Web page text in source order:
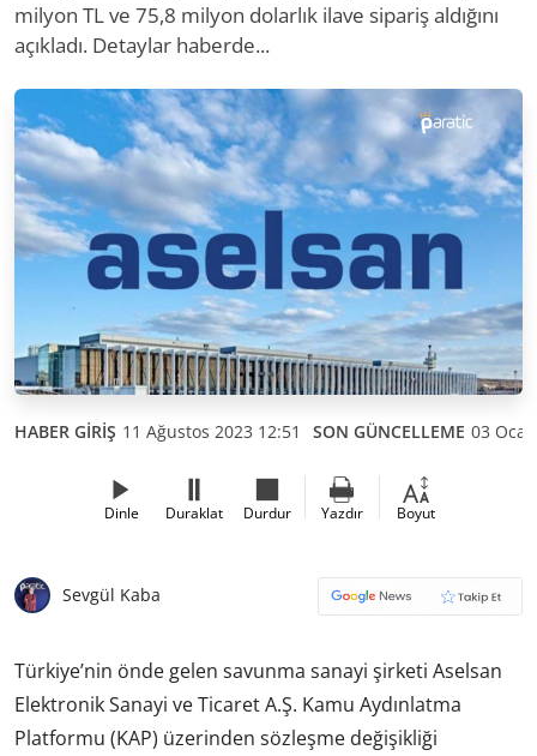
milyon TL ve 75,8 milyon dolarlık ilave sipariş aldığını
açıkladı. Detaylar haberde...
HABER GİRİŞ 11 Ağustos 2023 12:51 SON GÜNCELLEME 03
Dinle Duraklat Durdur Yazdır Boyut
Sevgül Kaba
Türkiye’nin önde gelen savunma sanayi şirketi Aselsan
Elektronik Sanayi ve Ticaret A.Ş. Kamu Aydınlatma
Platformu (KAP) üzerinden sözleşme değişikliği